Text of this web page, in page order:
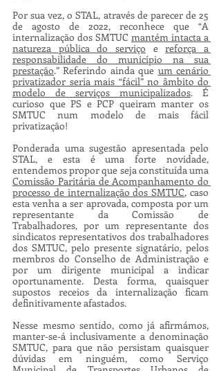
Por sua vez, o STAL, através de parecer de 25
de agosto de 2022, reconhece que “A
internalização dos SMTUC mantém intacta a
natureza pública do serviço e reforça a
responsabilidade do município na sua
prestação.” Referindo ainda que um cenário
privatizador seria mais “fácil” no âmbito do
modelo de serviços municipalizados. É
curioso que PS e PCP queiram manter os
SMTUC num modelo de mais fácil
privatização!
Ponderada uma sugestão apresentada pelo
STAL, e esta é uma forte novidade,
Comissão Paritária de Acompanhamento do
processo de internalização dos SMTUC, caso
esta venha a ser aprovada, composta por um
representante da Comissão de
Trabalhadores, por um representante dos
sindicatos representativos dos trabalhadores
dos SMTUC, pelo presente signatário, pelos
membros do Conselho de Administração e
por um dirigente municipal a indicar
oportunamente. Desta forma, quaisquer
supostos receios da internalização ficam
definitivamente afastados.
Nesse mesmo sentido, como já afirmámos,
manter-se-á inclusivamente a denominação
SMTUC, para que não persistam quaisquer
dúvidas em ninguém, como Serviço